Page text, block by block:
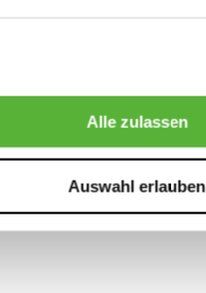
Alle zulassen
Auswahl erlauben